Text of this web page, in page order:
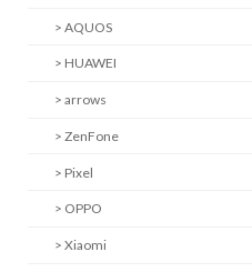
> AQUOS
> HUAWEI
> arrows
> ZenFone
> Pixel
> OPPO
> Xiaomi